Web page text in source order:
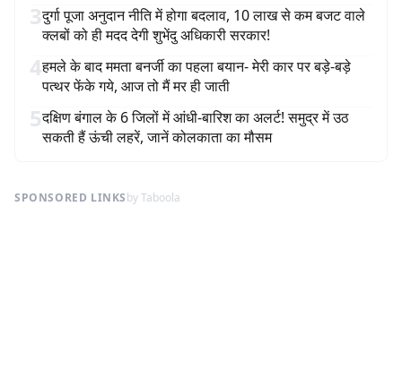
3दुर्गा पूजा अनुदान नीति में होगा बदलाव, 10 लाख से कम बजट वाले
क्लबों को ही मदद देगी शुभेंदु अधिकारी सरकार!
4हमले के बाद ममता बनर्जी का पहला बयान- मेरी कार पर बड़े-बड़े
पत्थर फेंके गये, आज तो मैं मर ही जाती
5दक्षिण बंगाल के 6 जिलों में आंधी-बारिश का अलर्ट! समुद्र में उठ
सकती हैं ऊंची लहरें, जानें कोलकाता का मौसम
SPONSORED LINKSby Taboola